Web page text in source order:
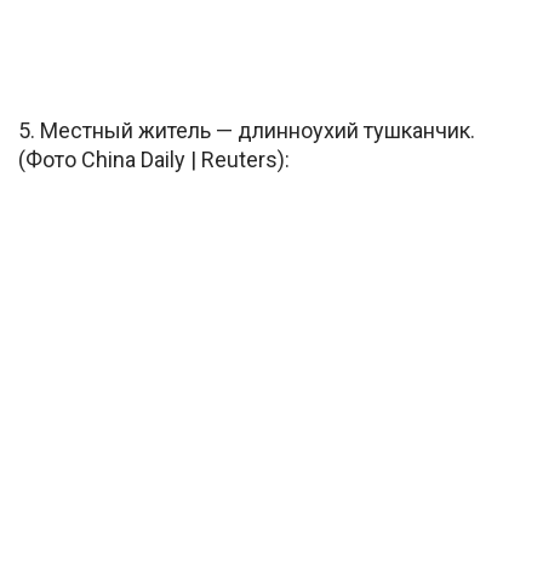
5. Местный житель — длинноухий тушканчик.
(Фото China Daily | Reuters):